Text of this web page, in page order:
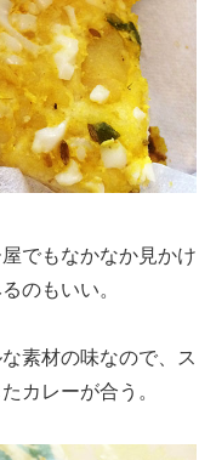
でもなかなか見かけ
のもいい。
素材の味なので、ス
カレーが合う。